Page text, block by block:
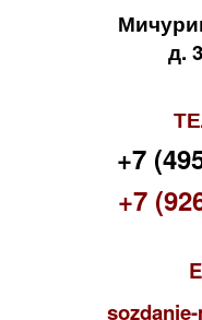
д.
+7
+7
s